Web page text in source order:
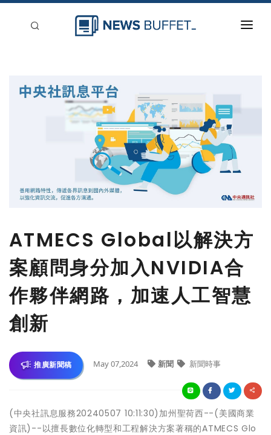
ATMECS Global以解決方
案顧問身分加入NVIDIA合
作夥伴網路，加速人工智慧
創新
推廣新聞稿 May 07,2024 新聞 新聞時事
(中央社訊息服務20240507 10:11:30)加州聖荷西--(美國商業
資訊)--以擅長數位化轉型和工程解決方案著稱的ATMECS Glo